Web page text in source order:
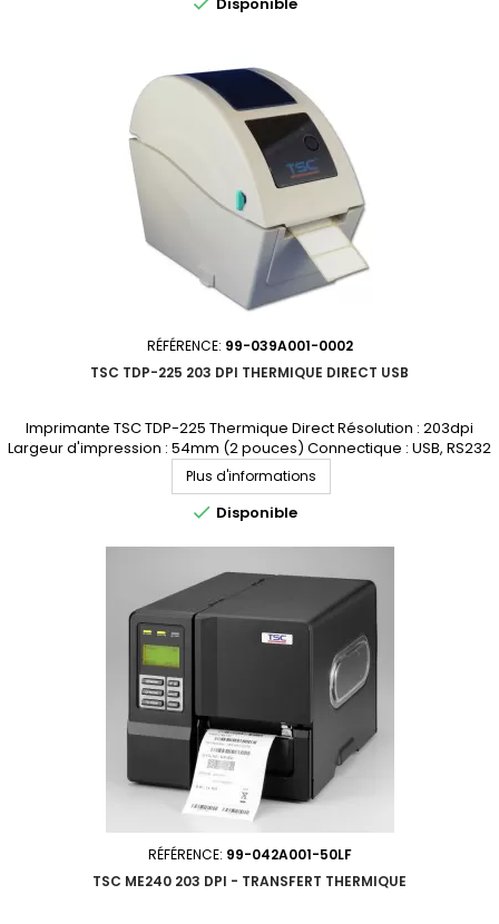
RÉFÉRENCE: 99-039A001-0002
TSC TDP-225 203 DPI THERMIQUE DIRECT USB
Imprimante TSC TDP-225 Thermique Direct Résolution : 203dpi
Largeur d'impression : 54mm (2 pouces) Connectique : USB, RS232
Demandez votre devis personnalisé
Plus d'informations
 Disponible
RÉFÉRENCE: 99-042A001-50LF
TSC ME240 203 DPI - TRANSFERT THERMIQUE